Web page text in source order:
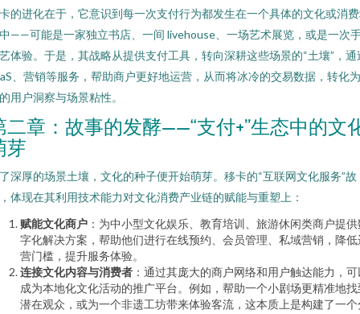
的进化在于，它意识到每一次支付行为都发生在一个具体的文化或消
——可能是一家独立书店、一间 livehouse、一场艺术展览，或是一次
体验。于是，其战略从提供支付工具，转向深耕这些场景的“土壤”，通
、营销等服务，帮助商户更好地运营，从而将冰冷的交易数据，转化
用户洞察与场景粘性。
二章：故事的发酵——“支付+”生态中的文
芽
深厚的场景土壤，文化的种子便开始萌芽。移卡的“互联网文化服务”故
体现在其利用技术能力对文化消费产业链的赋能与重塑上：
赋能文化商户 ：为中小型文化娱乐、教育培训、旅游休闲类商户提供
字化解决方案，帮助他们进行在线预约、会员管理、私域营销，降低
营门槛，提升服务体验。
连接文化内容与消费者 ：通过其庞大的商户网络和用户触达能力，
成为本地化文化活动的推广平台。例如，帮助一个小剧场更精准地找
潜在观众，或为一个非遗工坊带来体验客流，这本质上是构建了一个